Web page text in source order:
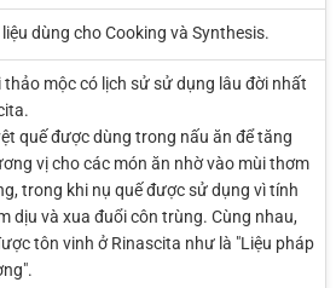
dùng cho Cooking và Synthesis.
thảo mộc có lịch sử sử dụng lâu đời nhất
quế được dùng trong nấu ăn để tăng
vị cho các món ăn nhờ vào mùi thơm
trong khi nụ quế được sử dụng vì tính
dịu và xua đuổi côn trùng. Cùng nhau,
tôn vinh ở Rinascita như là "Liệu pháp